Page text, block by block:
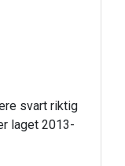
svart riktig
laget 2013-